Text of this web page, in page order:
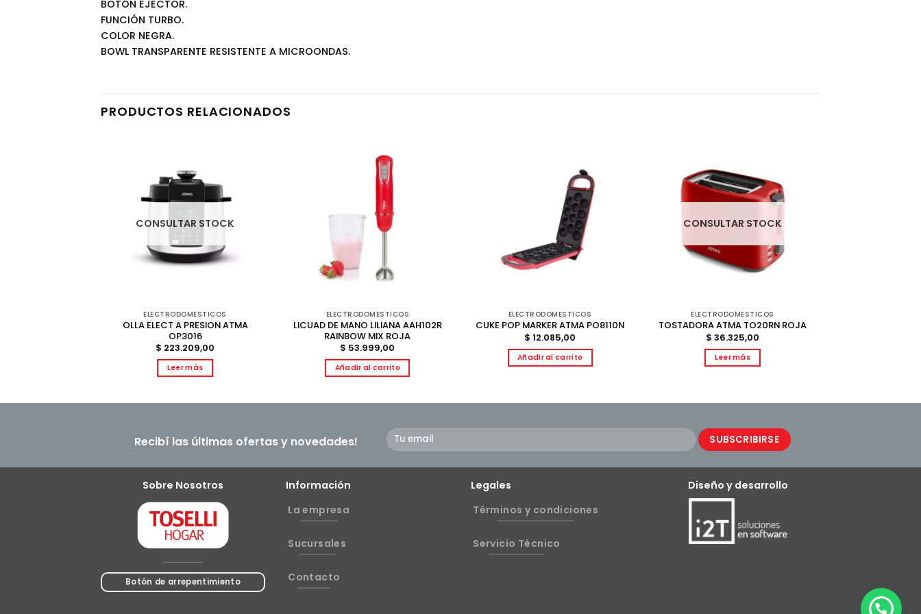
BOTÓN EJECTOR.
FUNCIÓN TURBO.
COLOR NEGRA.
BOWL TRANSPARENTE RESISTENTE A MICROONDAS.
PRODUCTOS RELACIONADOS
CONSULTAR STOCK
ELECTRODOMESTICOS
OLLA ELECT A PRESION ATMA
OP3016
$ 223.209,00
Leer más
ELECTRODOMESTICOS
LICUAD DE MANO LILIANA AAH102R
RAINBOW MIX ROJA
$ 53.999,00
Añadir al carrito
ELECTRODOMESTICOS
CUKE POP MARKER ATMA PO8110N
$ 12.085,00
Añadir al carrito
CONSULTAR STOCK
ELECTRODOMESTICOS
TOSTADORA ATMA TO20RN ROJA
$ 36.325,00
Leer más
Recibí las últimas ofertas y novedades!
Sobre Nosotros
Botón de arrepentimiento
Información
La empresa
Sucursales
Contacto
Legales
Términos y condiciones
Servicio Técnico
Diseño y desarrollo